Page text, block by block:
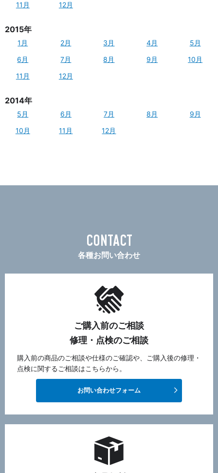
11月
12月
2015年
1月 2月 3月 4月
5月
6月
7月 8月 9月
10月
11月
12月
2014年
5月 6月 7月 8月
9月
10月
11月 12月
CONTACT
各種お問い合わせ
ご購入前のご相談
修理・点検のご相談
購入前の商品のご相談や仕様のご確認や、ご購入後の修理・
点検に関するご相談はこちらから。
お問い合わせフォーム